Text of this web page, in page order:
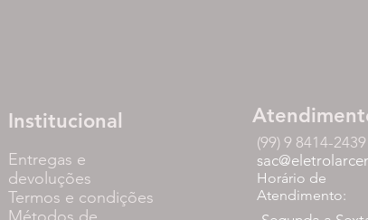
Institucional
Entregas e
devoluções
Termos e condições
(99) 9 8414-2439
Horário de
Atendimento: